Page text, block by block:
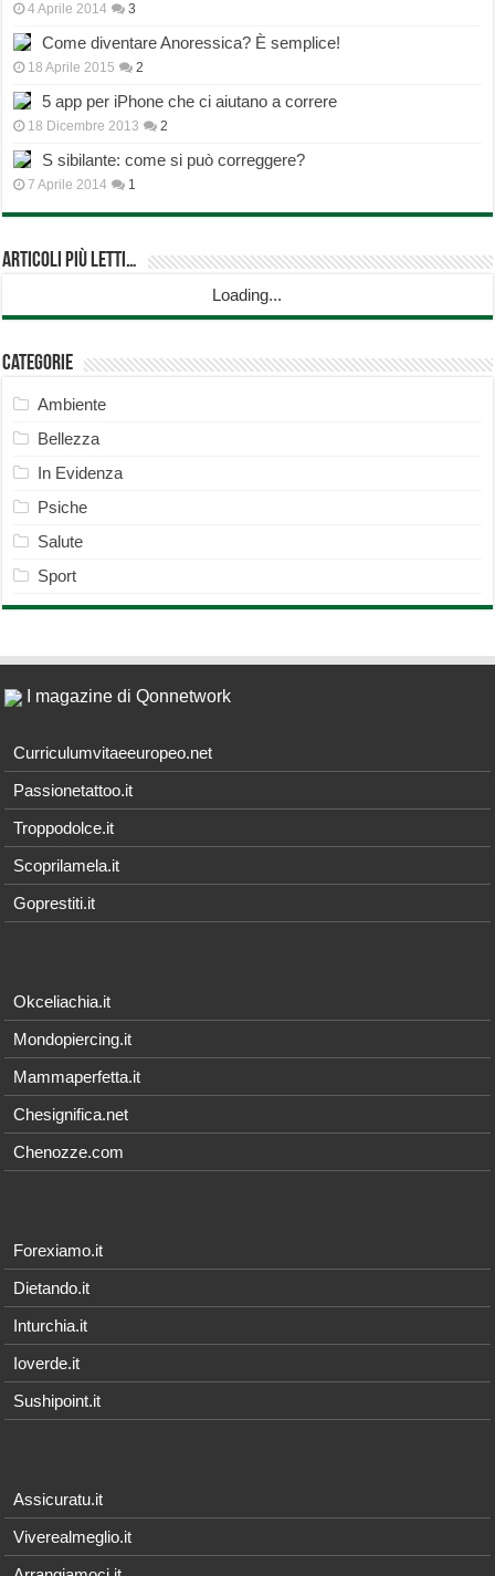
4 Aprile 2014 3
Come diventare Anoressica? È semplice!
18 Aprile 2015 2
5 app per iPhone che ci aiutano a correre
18 Dicembre 2013 2
S sibilante: come si può correggere?
7 Aprile 2014 1
Articoli più Letti…
Loading...
Categorie
Ambiente
Bellezza
In Evidenza
Psiche
Salute
Sport
I magazine di Qonnetwork
Curriculumvitaeeuropeo.net
Passionetattoo.it
Troppodolce.it
Scoprilamela.it
Goprestiti.it
Okceliachia.it
Mondopiercing.it
Mammaperfetta.it
Chesignifica.net
Chenozze.com
Forexiamo.it
Dietando.it
Inturchia.it
Ioverde.it
Sushipoint.it
Assicuratu.it
Viverealmeglio.it